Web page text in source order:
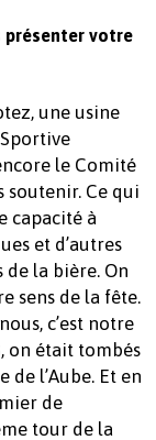
présenter votre
une usine
le Comité
soutenir. Ce qui
capacité à
et d’autres
de la bière. On
sens de la fête.
c’est notre
on était tombés
de l’Aube. Et en
de
tour de la